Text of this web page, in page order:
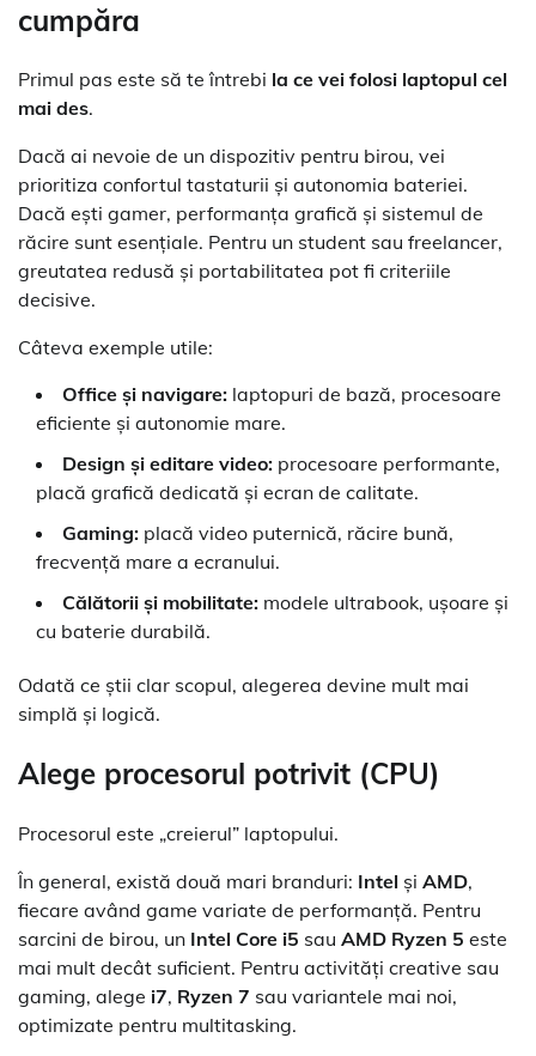
cumpăra
Primul pas este să te întrebi la ce vei folosi laptopul cel
mai des.
Dacă ai nevoie de un dispozitiv pentru birou, vei
prioritiza confortul tastaturii și autonomia bateriei.
Dacă ești gamer, performanța grafică și sistemul de
răcire sunt esențiale. Pentru un student sau freelancer,
greutatea redusă și portabilitatea pot fi criteriile
decisive.
Câteva exemple utile:
Office și navigare: laptopuri de bază, procesoare
eficiente și autonomie mare.
Design și editare video: procesoare performante,
placă grafică dedicată și ecran de calitate.
Gaming: placă video puternică, răcire bună,
frecvență mare a ecranului.
Călătorii și mobilitate: modele ultrabook, ușoare și
cu baterie durabilă.
Odată ce știi clar scopul, alegerea devine mult mai
simplă și logică.
Alege procesorul potrivit (CPU)
Procesorul este „creierul” laptopului.
În general, există două mari branduri: Intel și AMD,
fiecare având game variate de performanță. Pentru
sarcini de birou, un Intel Core i5 sau AMD Ryzen 5 este
mai mult decât suficient. Pentru activități creative sau
gaming, alege i7, Ryzen 7 sau variantele mai noi,
optimizate pentru multitasking.